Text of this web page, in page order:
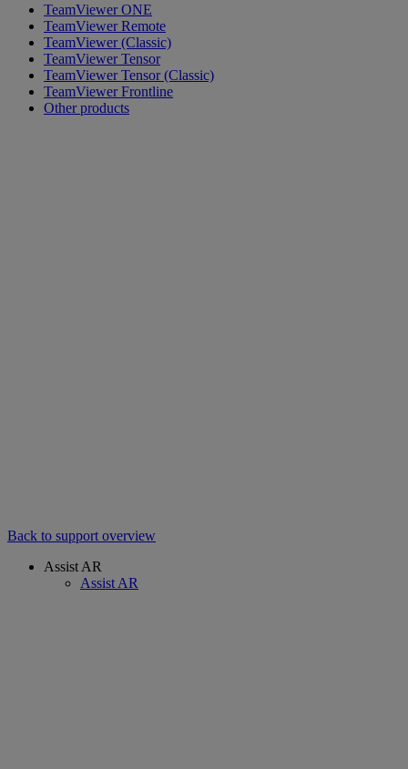
TeamViewer ONE
TeamViewer Remote
TeamViewer (Classic)
TeamViewer Tensor
TeamViewer Tensor (Classic)
TeamViewer Frontline
Other products
Back to support overview
Assist AR
Assist AR